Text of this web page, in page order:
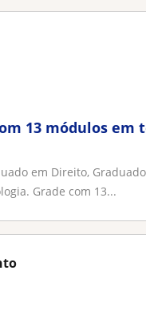
13 módulos em
em Direito,
Grade com 13...